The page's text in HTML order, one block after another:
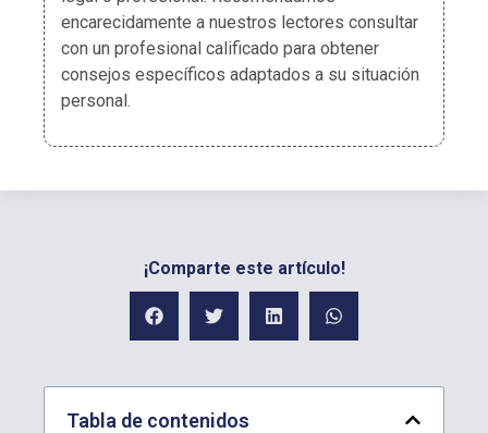
encarecidamente a nuestros lectores consultar
con un profesional calificado para obtener
consejos específicos adaptados a su situación
personal.
¡Comparte este artículo!
Tabla de contenidos